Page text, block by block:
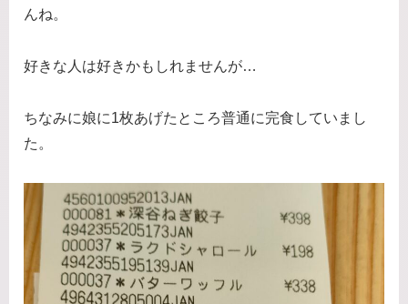
んね。
好きな人は好きかもしれませんが…
ちなみに娘に1枚あげたところ普通に完食していまし
た。